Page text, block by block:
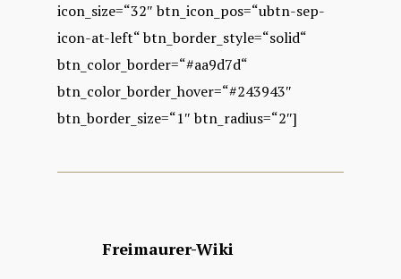
icon_size=“32″ btn_icon_pos=“ubtn-sep-
icon-at-left“ btn_border_style=“solid“
btn_color_border=“#aa9d7d“
btn_color_border_hover=“#243943″
btn_border_size=“1″ btn_radius=“2″]
Freimaurer-Wiki